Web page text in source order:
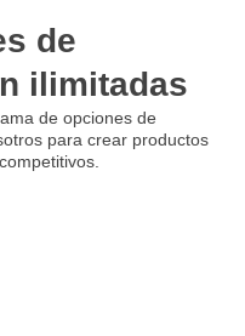
de
ilimitadas
de opciones de
para crear productos